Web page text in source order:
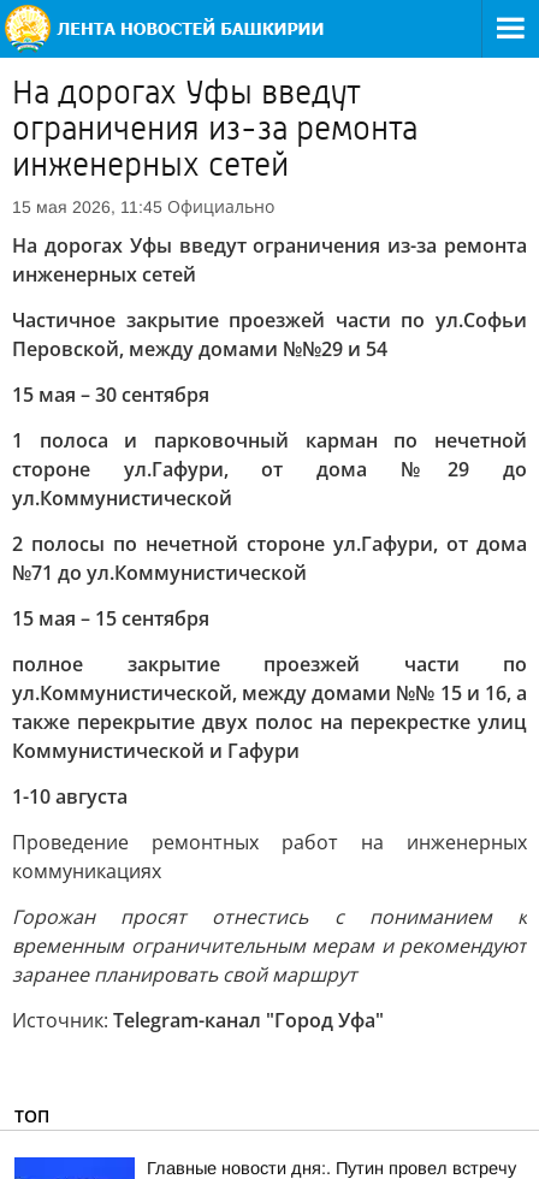
На дорогах Уфы введут
ограничения из-за ремонта
инженерных сетей
15 мая 2026, 11:45 Официально
На дорогах Уфы введут ограничения из-за ремонта
инженерных сетей
Частичное закрытие проезжей части по ул.Софьи
Перовской, между домами №№29 и 54
15 мая – 30 сентября
1 полоса и парковочный карман по нечетной
стороне ул.Гафури, от дома №29 до
ул.Коммунистической
2 полосы по нечетной стороне ул.Гафури, от дома
№71 до ул.Коммунистической
15 мая – 15 сентября
полное закрытие проезжей части по
ул.Коммунистической, между домами №№ 15 и 16, а
также перекрытие двух полос на перекрестке улиц
Коммунистической и Гафури
1-10 августа
Проведение ремонтных работ на инженерных
коммуникациях
Горожан просят отнестись с пониманием к
временным ограничительным мерам и рекомендуют
заранее планировать свой маршрут
Источник: Telegram-канал "Город Уфа"
ТОП
Главные новости дня:. Путин провел встречу